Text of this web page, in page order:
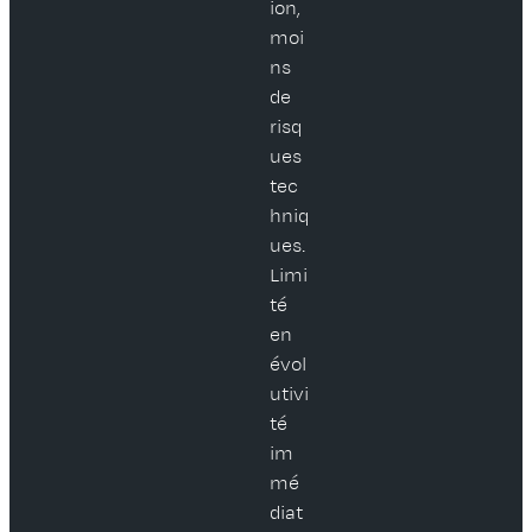
ion,
moi
ns
de
risq
ues
tec
hniq
ues.
Limi
té
en
évol
utivi
té
im
mé
diat